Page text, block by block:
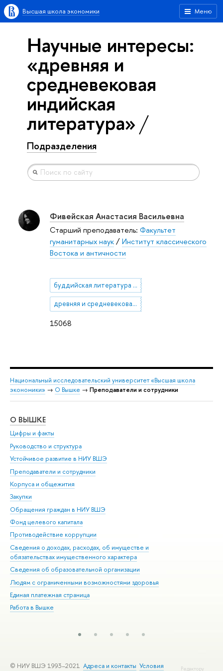
Меню
Высшая школа экономики
Научные интересы:
«древняя и
средневековая
индийская
литература»
Подразделения
15068
Фивейская Анастасия Васильевна
Старший преподаватель: Факультет
гуманитарных наук/Институт классического
Востока и античности
буддийская литература на санскрите и пали
древняя и средневековая индийская литература
Национальный исследовательский университет «Высшая школа
экономики» → О Вышке → Преподаватели и сотрудники
О ВЫШКЕ
Цифры и факты
Руководство и структура
Устойчивое развитие в НИУ ВШЭ
Преподаватели и сотрудники
Корпуса и общежития
Закупки
Обращения граждан в НИУ ВШЭ
Фонд целевого капитала
Противодействие коррупции
Сведения о доходах, расходах, об имуществе и
обязательствах имущественного характера
Сведения об образовательной организации
Людям с ограниченными возможностями здоровья
Единая платежная страница
Работа в Вышке
Редактору
© НИУ ВШЭ 1993–2021 Адреса и контакты Условия